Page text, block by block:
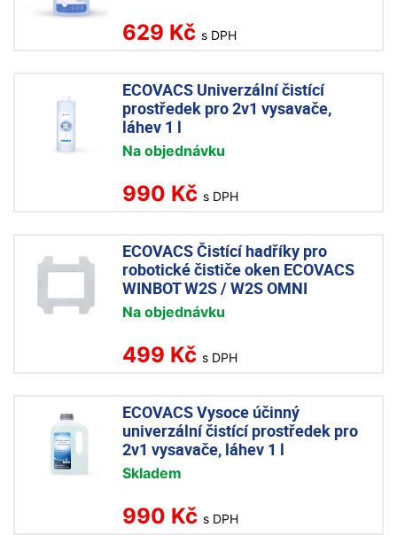
629 Kč s DPH
ECOVACS Univerzální čistící
prostředek pro 2v1 vysavače,
láhev 1 l
Na objednávku
990 Kč s DPH
ECOVACS Čistící hadříky pro
robotické čističe oken ECOVACS
WINBOT W2S / W2S OMNI
Na objednávku
499 Kč s DPH
ECOVACS Vysoce účinný
univerzální čistící prostředek pro
2v1 vysavače, láhev 1 l
Skladem
990 Kč s DPH